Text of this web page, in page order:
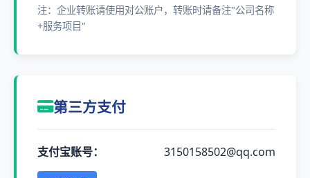
注：企业转账请使用对公账户，转账时请备注"公司名称
+服务项目"
第三方支付
支付宝账号： 3150158502@qq.com